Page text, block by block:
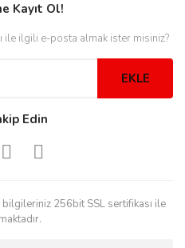
Kayıt Ol!
ile ilgili e-posta almak ister misiniz?
EKLE
Edin
bilgileriniz 256bit SSL sertifikası ile